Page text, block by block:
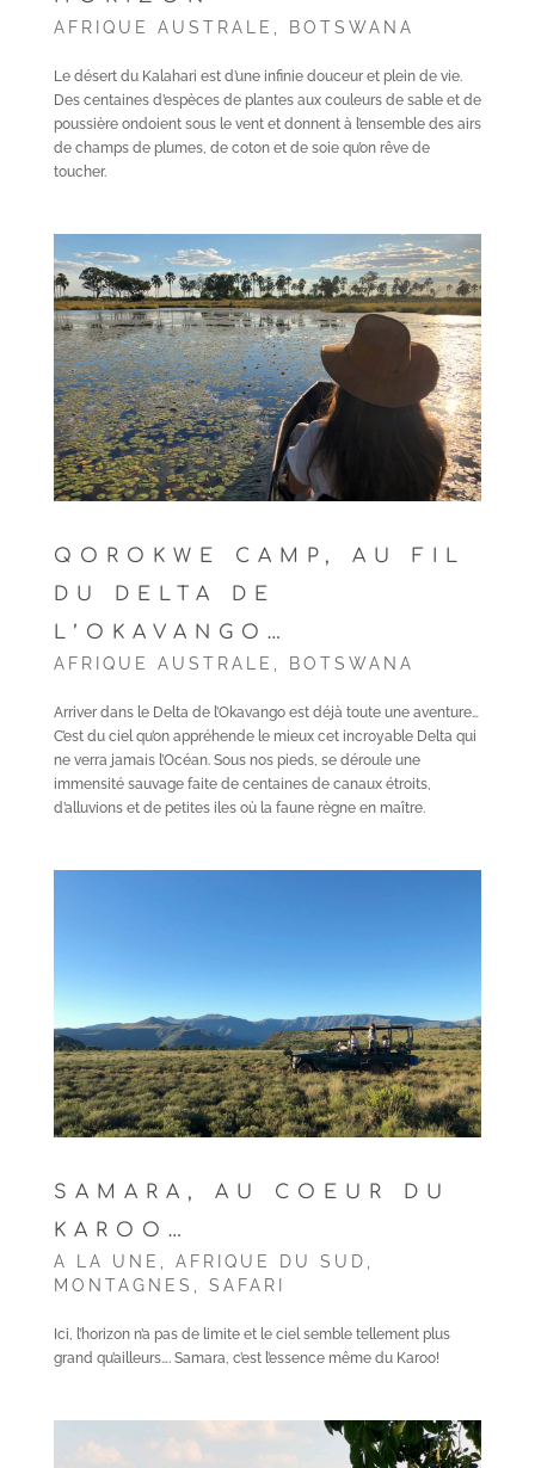
AFRIQUE AUSTRALE BOTSWANA
Le désert du Kalahari est d’une infinie douceur et plein de vie.
Des centaines d’espèces de plantes aux couleurs de sable et de
poussière ondoient sous le vent et donnent à l’ensemble des airs
de champs de plumes, de coton et de soie qu’on rêve de
toucher.
QOROKWE CAMP, AU FIL
DU DELTA DE
L’OKAVANGO…
AFRIQUE AUSTRALE BOTSWANA
Arriver dans le Delta de l’Okavango est déjà toute une aventure…
C’est du ciel qu’on appréhende le mieux cet incroyable Delta qui
ne verra jamais l’Océan. Sous nos pieds, se déroule une
immensité sauvage faite de centaines de canaux étroits,
d’alluvions et de petites iles où la faune règne en maître.
SAMARA, AU COEUR DU
KAROO…
A LA UNE AFRIQUE DU SUD
MONTAGNES
SAFARI
Ici, l’horizon n’a pas de limite et le ciel semble tellement plus
grand qu’ailleurs…. Samara, c’est l’essence même du Karoo!